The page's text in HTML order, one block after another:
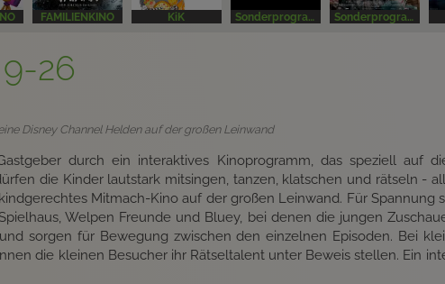
FAMILIENKINO KiK Sonderprogramm Sonderprogramm
26
Disney Channel Helden auf der großen Leinwand
durch ein interaktives Kinoprogramm, das speziell auf
die Kinder lautstark mitsingen, tanzen, klatschen und rätseln -
Mitmach-Kino auf der großen Leinwand. Für Spannung
Welpen Freunde und Bluey, bei denen die jungen
sorgen für Bewegung zwischen den einzelnen Episoden. Bei
die kleinen Besucher ihr Rätseltalent unter Beweis stellen. Ein